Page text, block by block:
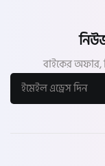
বাইকের অফার,